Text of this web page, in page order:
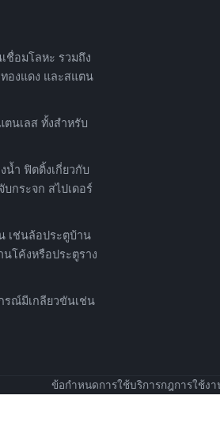
ชื่อมโลหะ รวมถึง
ทองแดง และสแตน
นเลส ทั้งสำหรับ
ำ ฟิตติ้งเกี่ยวกับ
กระจก สไปเดอร์
เช่นล้อประตูบ้าน
โค้งหรือประตูราง
รณ์มีเกลียวขันเช่น
ข้อกำหนดการใช้บริการกฎการใช้ง